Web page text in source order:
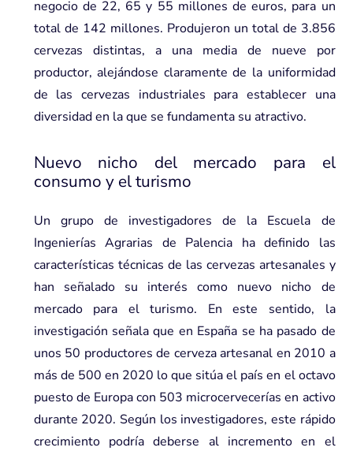
negocio de 22, 65 y 55 millones de euros, para un
total de 142 millones. Produjeron un total de 3.856
cervezas distintas, a una media de nueve por
productor, alejándose claramente de la uniformidad
de las cervezas industriales para establecer­ una
diversidad en la que se fundamenta su atractivo.
Nuevo nicho del mercado para el
consumo y el turismo
Un grupo de investigadores de la Escuela de
Ingenierías Agrarias de Palencia ha definido las
características técnicas de las cervezas artesanales y
han señalado su interés como nuevo nicho de
mercado para el turismo. En este sentido, la
investigación señala que en España se ha pasado de
unos 50 productores de cerveza artesanal en 2010 a
más de 500 en 2020 lo que sitúa el país en el octavo
puesto de Europa con 503 microcervecerías en activo
durante 2020. Según los investigadores, este rápido
crecimiento podría deberse al incremento en el